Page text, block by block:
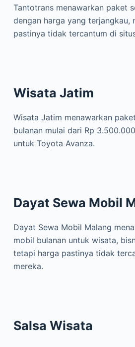
Tantotrans menawarkan paket
dengan harga yang terjangkau,
pastinya tidak tercantum di
Wisata Jatim
Wisata Jatim menawarkan
bulanan mulai dari Rp
untuk Toyota Avanza.
Dayat Sewa Mobil
Dayat Sewa Mobil Malang
mobil bulanan untuk wisata,
tetapi harga pastinya tidak
mereka.
Salsa Wisata